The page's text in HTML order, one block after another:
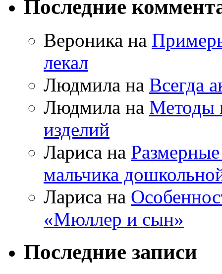
Последние
Вероника на
лекал
Людмила на Всегда
Людмила на Методы
изделий
Лариса на
мальчика
Лариса на
«Мюллер и сын»
Последние записи